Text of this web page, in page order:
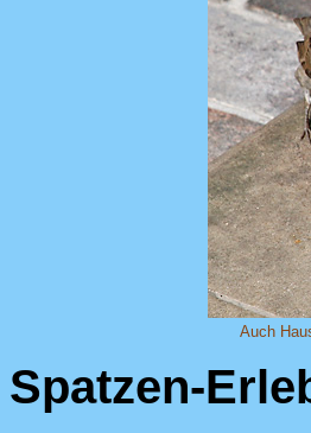
Auch
Spatzen-